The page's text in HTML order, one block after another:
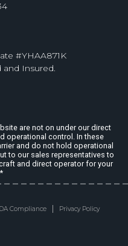
#YHAA871K
and Insured.
are not on under our direct
operational control. In these
and do not hold operational
to our sales representatives to
and direct operator for your
Compliance| Privacy Policy